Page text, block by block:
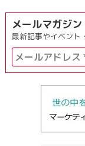
メールマガジン
最新記事やイベント